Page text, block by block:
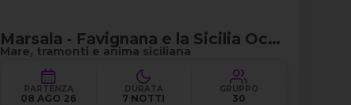
Marsala - Favignana e la Sicilia Occidentale
Mare, tramonti e anima siciliana
PARTENZA
08 AGO 26
DURATA
7 NOTTI
GRUPPO
30